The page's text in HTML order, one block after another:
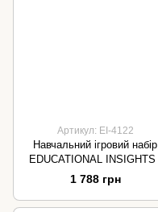
Артикул: EI-4122
Навчальний ігровий набір
EDUCATIONAL INSIGHTS -
КРУТИ ТА СВІТИ
1 788 грн